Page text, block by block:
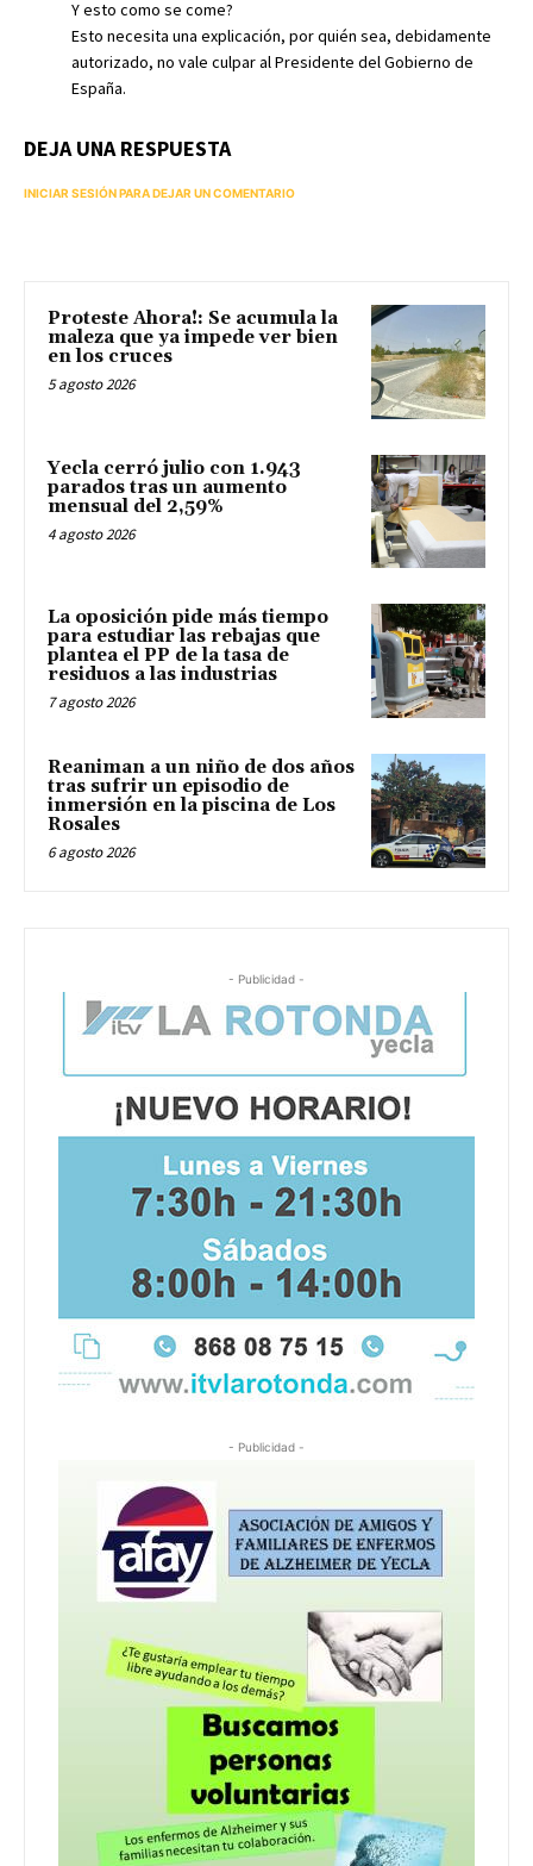
Y esto como se come?
Esto necesita una explicación, por quién sea, debidamente
autorizado, no vale culpar al Presidente del Gobierno de
España.
DEJA UNA RESPUESTA
INICIAR SESIÓN PARA DEJAR UN COMENTARIO
Proteste Ahora!: Se acumula la
maleza que ya impede ver bien
en los cruces
5 agosto 2026
Yecla cerró julio con 1.943
parados tras un aumento
mensual del 2,59%
4 agosto 2026
La oposición pide más tiempo
para estudiar las rebajas que
plantea el PP de la tasa de
residuos a las industrias
7 agosto 2026
Reaniman a un niño de dos años
tras sufrir un episodio de
inmersión en la piscina de Los
Rosales
6 agosto 2026
- Publicidad -
- Publicidad -